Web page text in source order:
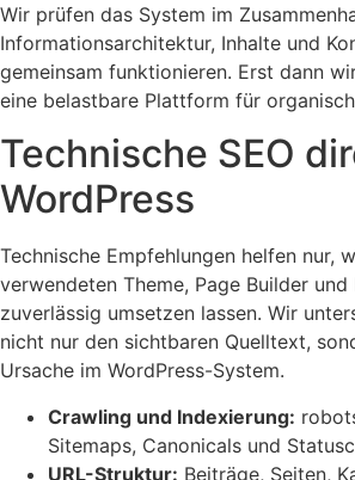
Wir prüfen das System im
Informationsarchitektur, Inhalte und
gemeinsam funktionieren. Erst dann
eine belastbare Plattform für
Technische SEO
WordPress
Technische Empfehlungen helfen nur,
verwendeten Theme, Page Builder und
zuverlässig umsetzen lassen. Wir
nicht nur den sichtbaren Quelltext,
Ursache im WordPress-System.
Crawling und Indexierung:
Sitemaps, Canonicals und
URL-Struktur: Beiträge, Seiten,